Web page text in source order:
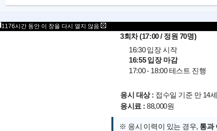
14:55 입장 마감
3회차 (17:00 / 정원 70명)
16:30 입장 시작
16:55 입장 마감
17:00 - 18:00 테스트 진행
응시 대상 : 접수일 기준 만 14
응시료 : 88,000원
※ 응시 이력이 있는 경우, 통과
1176시간 동안 이 창을 다시 열지 않음